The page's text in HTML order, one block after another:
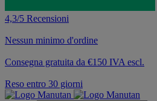
4,3/5 Recensioni
Nessun minimo d'ordine
Consegna gratuita da €150 IVA escl.
Reso entro 30 giorni